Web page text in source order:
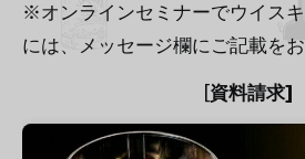
※オンラインセミナーでウイス
には、メッセージ欄にご記載をお
[ 資料請求]